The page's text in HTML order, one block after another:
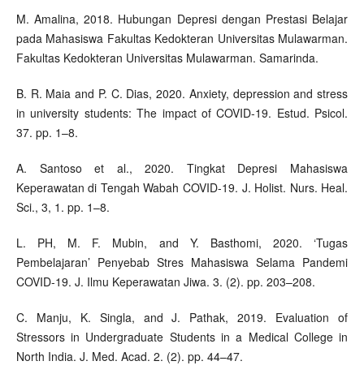
M. Amalina, 2018. Hubungan Depresi dengan Prestasi Belajar
pada Mahasiswa Fakultas Kedokteran Universitas Mulawarman.
Fakultas Kedokteran Universitas Mulawarman. Samarinda.
B. R. Maia and P. C. Dias, 2020. Anxiety, depression and stress
in university students: The impact of COVID-19. Estud. Psicol.
37. pp. 1–8.
A. Santoso et al., 2020. Tingkat Depresi Mahasiswa
Keperawatan di Tengah Wabah COVID-19. J. Holist. Nurs. Heal.
Sci., 3, 1. pp. 1–8.
L. PH, M. F. Mubin, and Y. Basthomi, 2020. ‘Tugas
Pembelajaran’ Penyebab Stres Mahasiswa Selama Pandemi
COVID-19. J. Ilmu Keperawatan Jiwa. 3. (2). pp. 203–208.
C. Manju, K. Singla, and J. Pathak, 2019. Evaluation of
Stressors in Undergraduate Students in a Medical College in
North India. J. Med. Acad. 2. (2). pp. 44–47.